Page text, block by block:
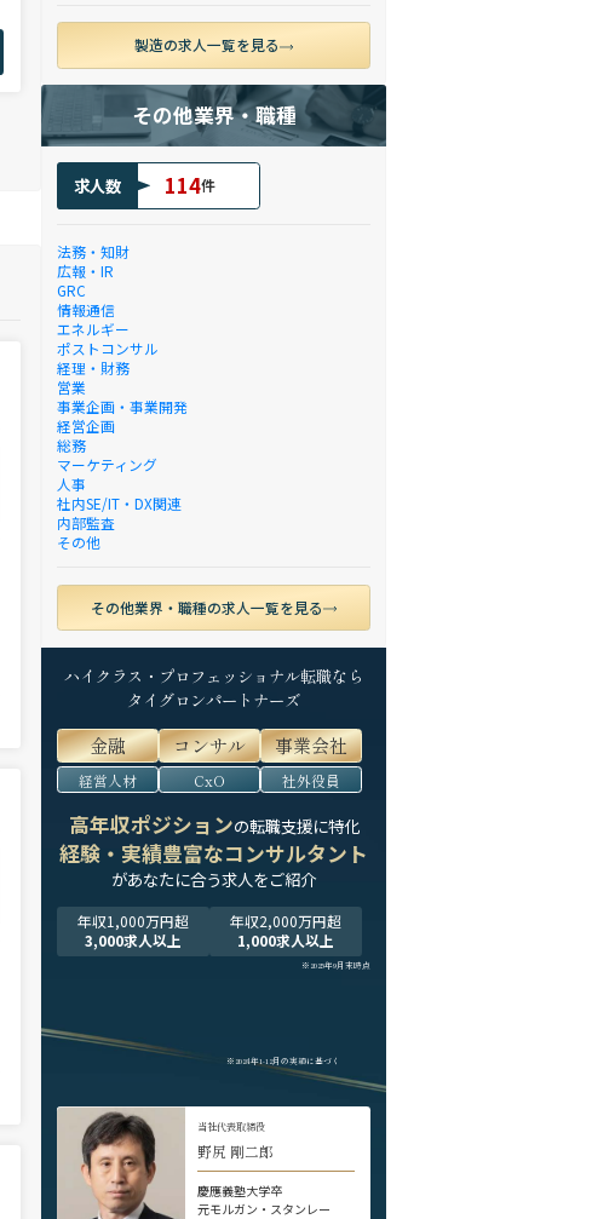
製造の求人一覧を見る
その他業界・職種
求人数 114件
法務・知財
広報・IR
GRC
情報通信
エネルギー
ポストコンサル
経理・財務
営業
事業企画・事業開発
経営企画
総務
マーケティング
人事
社内SE/IT・DX関連
内部監査
その他
その他業界・職種の求人一覧を見る
ハイクラス・プロフェッショナル転職なら
タイグロンパートナーズ
金融 コンサル 事業会社
経営人材 CxO 社外役員
高年収ポジションの転職支援に特化
経験・実績豊富なコンサルタント
があなたに合う求人をご紹介
年収1,000万円超
3,000求人以上
年収2,000万円超
1,000求人以上
※2025年9月末時点
※2024年1-12月の実績に基づく
当社代表取締役
野尻 剛二郎
慶應義塾大学卒
元モルガン・スタンレー